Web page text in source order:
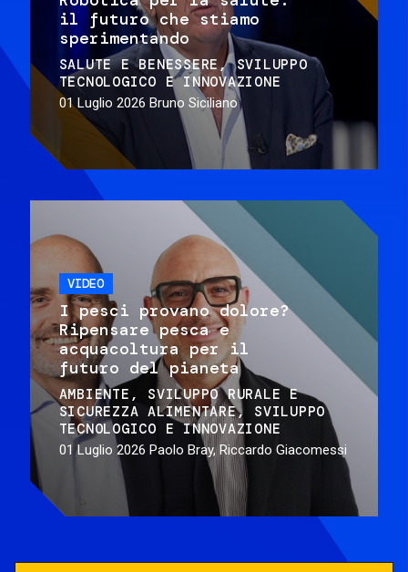
il futuro che stiamo
sperimentando
SALUTE E BENESSERE
SVILUPPO
TECNOLOGICO E INNOVAZIONE
01 Luglio 2026 Bruno Siciliano
VIDEO
I pesci provano dolore?
Ripensare pesca e
acquacoltura per il
futuro del pianeta
AMBIENTE
SVILUPPO RURALE E
SICUREZZA ALIMENTARE
SVILUPPO
TECNOLOGICO E INNOVAZIONE
01 Luglio 2026 Paolo Bray, Riccardo Giacomessi